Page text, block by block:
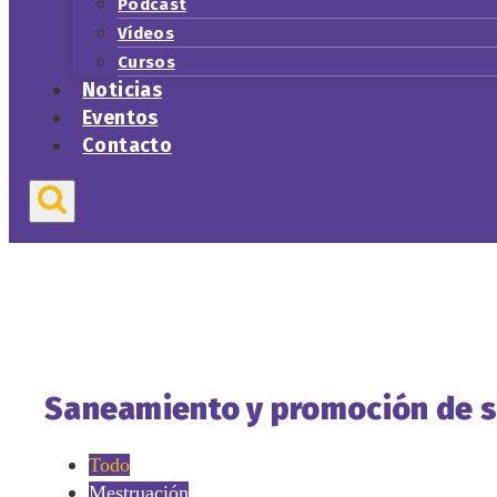
Podcast
Vídeos
Cursos
Noticias
Eventos
Contacto
Saneamiento y promoción de
Todo